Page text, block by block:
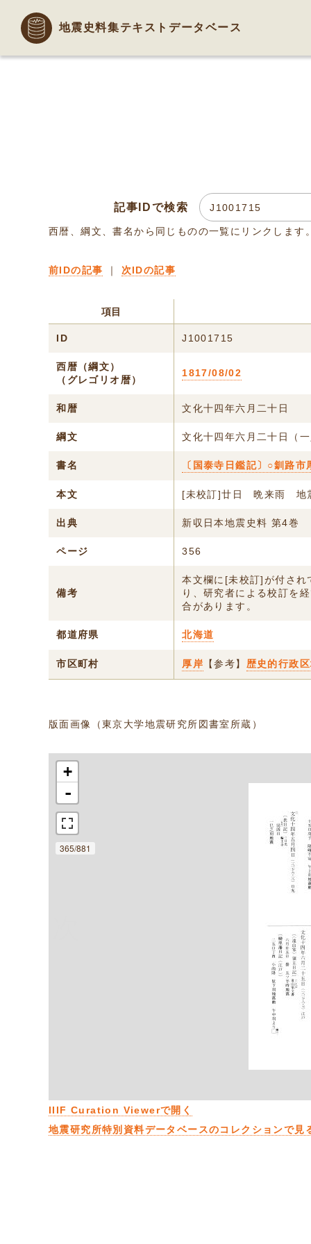
地震史料集テキストデータベース
記事IDで検索
西暦、綱文、書名から同じものの一覧にリンクします
前IDの記事 ｜ 次IDの記事
項目
ID J1001715
西暦（綱文）
（グレゴリオ暦）
1817/08/02
和暦 文化十四年六月二十日
綱文 文化十四年六月二十日（
書名 〔国泰寺日鑑記〕○釧路市
本文 [未校訂]廿日 晩来雨 地
出典 新収日本地震史料 第4巻
ページ 356
備考
本文欄に[未校訂]が付され
り、研究者による校訂を
合があります。
都道府県 北海道
市区町村 厚岸 【参考】 歴史的行政
版面画像（東京大学地震研究所図書室所蔵）
+
-
365/881
IIIF Curation Viewerで開く
地震研究所特別資料データベースのコレクションで見